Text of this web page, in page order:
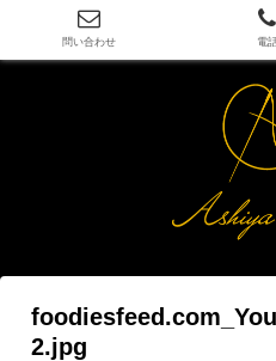
2.jpg
問い合わせ 電